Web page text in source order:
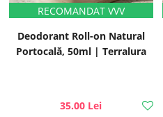
Deodorant Roll-on Natural
Portocală, 50ml | Terralura
35.00 Lei